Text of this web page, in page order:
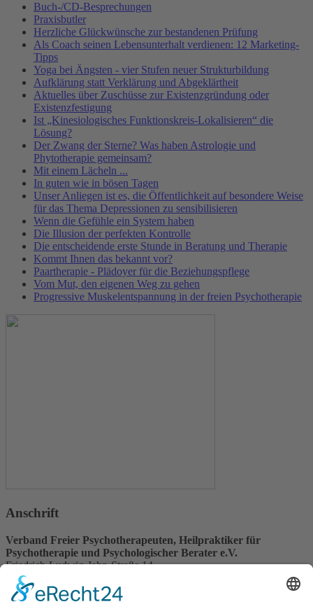
Buch-/CD-Besprechungen
Praxisbutler
Herzliche Glückwünsche zur bestandenen Prüfung
Als Coach seinen Lebensunterhalt verdienen: 12 Marketing-
Tipps
Yoga bei Ängsten - vier Stufen neuer Strukturbildung
Aufklärung statt Verklärung und Abgeklärtheit
Aktuelles über Zuschüsse zur Existenzgründung oder
Existenzfestigung
Ist „Kinesiologisches Funktionskreis-Lokalisieren“ die
Lösung?
Der Zwang der Sterne? Was haben Astrologie und
Phytotherapie gemeinsam?
Mit einem Lächeln ...
In guten wie in bösen Tagen
Unser Anliegen ist es, die Öffentlichkeit auf besondere Weise
für das Thema Depressionen zu sensibilisieren
Wenn die Gefühle ein System haben
Die Illusion der perfekten Kontrolle
Die entscheidende erste Stunde in Beratung und Therapie
Kommt Ihnen das bekannt vor?
Paartherapie - Plädoyer für die Beziehungspflege
Vom Mut, den eigenen Weg zu gehen
Progressive Muskelentspannung in der freien Psychotherapie
Anschrift
Verband Freier Psychotherapeuten, Heilpraktiker für
Psychotherapie und Psychologischer Berater e.V.
Friedrich-Ludwig-Jahn-Straße 14
31582 Nienburg/Weser
Service-Team